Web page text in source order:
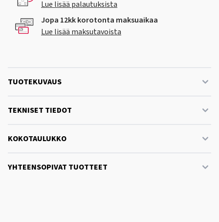
Lue lisää palautuksista
Jopa 12kk korotonta maksuaikaa
Lue lisää maksutavoista
TUOTEKUVAUS
TEKNISET TIEDOT
KOKOTAULUKKO
YHTEENSOPIVAT TUOTTEET